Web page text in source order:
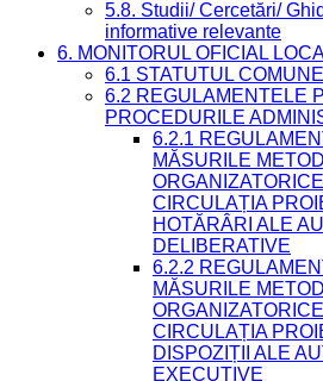
5.8. Studii/ Cercetări/
informative relevante
6. MONITORUL OFICIAL
6.1 STATUTUL COMUNEI
6.2 REGULAMENTELE
PROCEDURILE
6.2.1
MĂSURILE
CIRCULAȚIA
HOTĂRÂRI ALE
DELIBERATIVE
6.2.2
MĂSURILE
CIRCULAȚIA
DISPOZIȚII ALE
EXECUTIVE